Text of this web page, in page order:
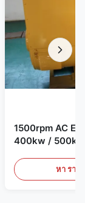
1500rpm AC
400kw /
หา ราค